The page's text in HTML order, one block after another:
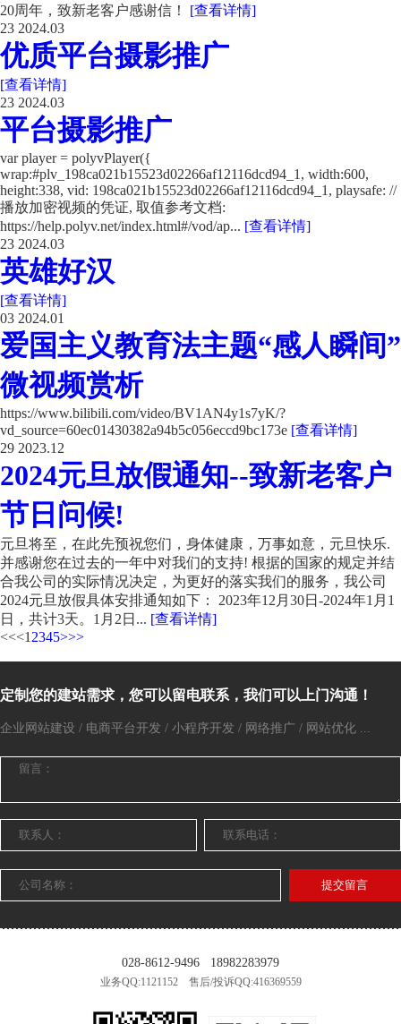
20周年，致新老客户感谢信！ [查看详情]
23 2024.03
优质平台摄影推广
[查看详情]
23 2024.03
平台摄影推广
var player = polyvPlayer({
wrap:#plv_198ca021b15523d02266af12116dcd94_1, width:600,
height:338, vid: 198ca021b15523d02266af12116dcd94_1, playsafe: //
播放加密视频的凭证, 取值参考文档:
https://help.polyv.net/index.html#/vod/ap... [查看详情]
23 2024.03
英雄好汉
[查看详情]
03 2024.01
爱国主义教育法主题“感人瞬间”
微视频赏析
https://www.bilibili.com/video/BV1AN4y1s7yK/?
vd_source=60ec01430382a94b5c056eccd9bc173e [查看详情]
29 2023.12
2024元旦放假通知--致新老客户
节日问候!
元旦将至，在此先预祝您们，身体健康，万事如意，元旦快乐.
并感谢您在过去的一年中对我们的支持! 根据的国家的规定并结
合我公司的实际情况决定，为更好的落实我们的服务，我公司
2024元旦放假具体安排通知如下： 2023年12月30日-2024年1月1
日，共计3天。1月2日... [查看详情]
<<<1 2345>>>
定制您的建站需求，您可以留电联系，我们可以上门沟通！
企业网站建设 / 电商平台开发 / 小程序开发 / 网络推广 / 网站优化 ...
提交留言
028-8612-9496 18982283979
业务QQ:1121152 售后/投诉QQ:416369559